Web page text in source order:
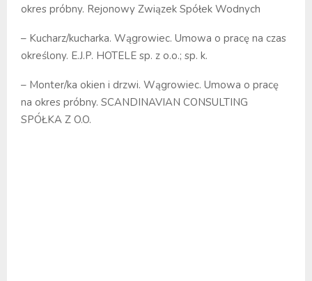
okres próbny. Rejonowy Związek Spółek Wodnych
– Kucharz/kucharka. Wągrowiec. Umowa o pracę na czas
określony. E.J.P. HOTELE sp. z o.o.; sp. k.
– Monter/ka okien i drzwi. Wągrowiec. Umowa o pracę
na okres próbny. SCANDINAVIAN CONSULTING
SPÓŁKA Z O.O.